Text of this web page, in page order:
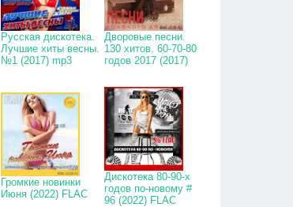
Русская дискотека.
Лучшие хиты весны.
№1 (2017) mp3
Дворовые песни.
130 хитов. 60-70-80
годов 2017 (2017)
Громкие новинки
Июня (2022) FLAC
Дискотека 80-90-х
годов по-новому #
96 (2022) FLAC